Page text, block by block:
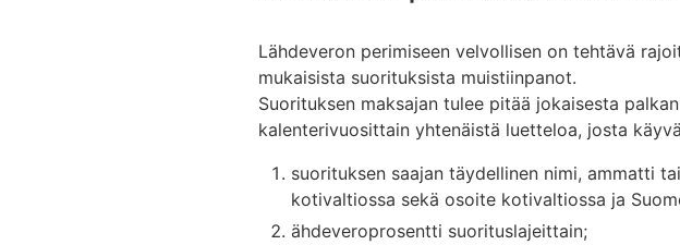
Lähdeveron perimiseen velvollisen on tehtävä
mukaisista suorituksista muistiinpanot.
Suorituksen maksajan tulee pitää jokaisesta
kalenterivuosittain yhtenäistä luetteloa, josta
suorituksen saajan täydellinen nimi, ammatti
kotivaltiossa sekä osoite kotivaltiossa ja
ähdeveroprosentti suorituslajeittain;